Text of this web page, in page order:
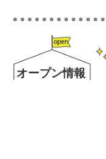
オープン情報